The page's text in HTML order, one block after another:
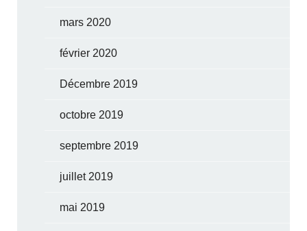
mars 2020
février 2020
Décembre 2019
octobre 2019
septembre 2019
juillet 2019
mai 2019